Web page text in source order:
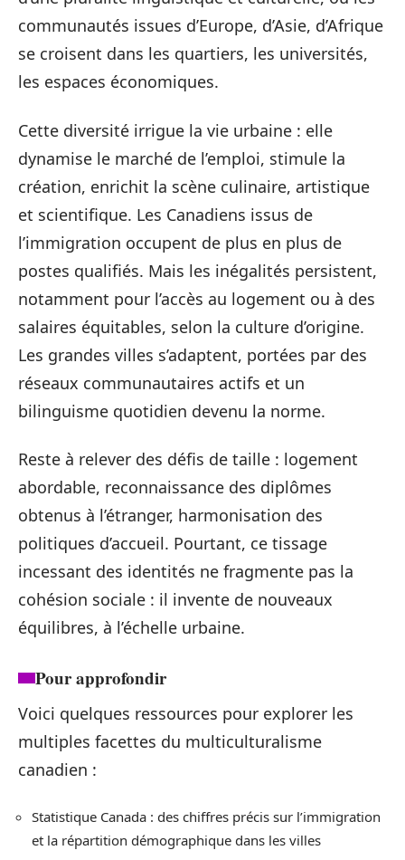
communautés issues d’Europe, d’Asie, d’Afrique
se croisent dans les quartiers, les universités,
les espaces économiques.
Cette diversité irrigue la vie urbaine : elle
dynamise le marché de l’emploi, stimule la
création, enrichit la scène culinaire, artistique
et scientifique. Les Canadiens issus de
l’immigration occupent de plus en plus de
postes qualifiés. Mais les inégalités persistent,
notamment pour l’accès au logement ou à des
salaires équitables, selon la culture d’origine.
Les grandes villes s’adaptent, portées par des
réseaux communautaires actifs et un
bilinguisme quotidien devenu la norme.
Reste à relever des défis de taille : logement
abordable, reconnaissance des diplômes
obtenus à l’étranger, harmonisation des
politiques d’accueil. Pourtant, ce tissage
incessant des identités ne fragmente pas la
cohésion sociale : il invente de nouveaux
équilibres, à l’échelle urbaine.
Pour approfondir
Voici quelques ressources pour explorer les
multiples facettes du multiculturalisme
canadien :
Statistique Canada : des chiffres précis sur l’immigration
et la répartition démographique dans les villes